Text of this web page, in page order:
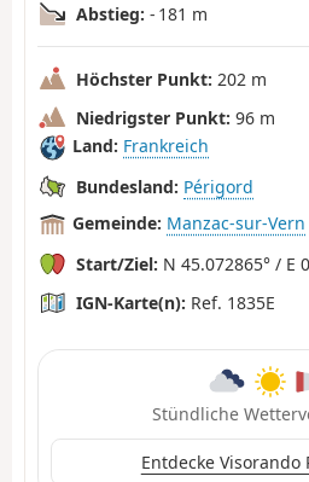
Abstieg: - 181 m
Höchster Punkt: 202 m
Niedrigster Punkt: 96 m
Land: Frankreich
Bundesland: Périgord
Gemeinde: Manzac-sur-Vern
Start/Ziel: N 45.072865° / E
IGN-Karte(n): Ref. 1835E
Stündliche
Entdecke Visorando